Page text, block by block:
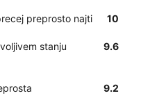
preprosto najti 10
stanju 9.6
9.2